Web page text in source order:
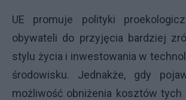
UE promuje polityki
obywateli do przyjęcia bardziej
stylu życia i inwestowania w
środowisku. Jednakże, gdy
możliwość obniżenia kosztów tych